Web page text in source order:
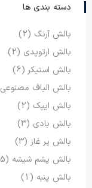
دسته بندی ها
بالش آرنگ (2)
بالش ارتوپدی (2)
بالش استیکر (6)
بالش الیاف مصنوعی
بالش ایپک (2)
بالش بادی (3)
بالش پر غاز (3)
بالش پشم شیشه (5)
بالش پنبه (1)